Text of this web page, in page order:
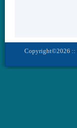
Copyright©2026